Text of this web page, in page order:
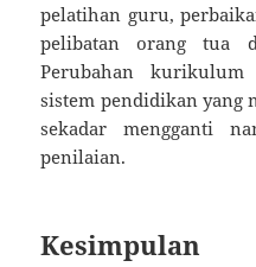
pelatihan guru,
pelibatan orang tua
Perubahan kurikulum
sistem pendidikan yang
sekadar mengganti
penilaian.
Kesimpulan